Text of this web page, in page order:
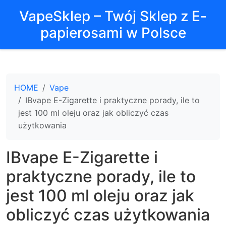
VapeSklep – Twój Sklep z E-
papierosami w Polsce
HOME
Vape
IBvape E-Zigarette i praktyczne porady, ile to
jest 100 ml oleju oraz jak obliczyć czas
użytkowania
IBvape E-Zigarette i
praktyczne porady, ile to
jest 100 ml oleju oraz jak
obliczyć czas użytkowania